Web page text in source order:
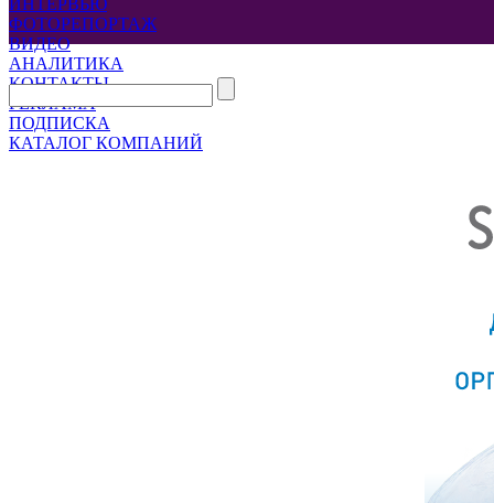
ИНТЕРВЬЮ
ФОТОРЕПОРТАЖ
ВИДЕО
АНАЛИТИКА
КОНТАКТЫ
РЕКЛАМА
ПОДПИСКА
КАТАЛОГ КОМПАНИЙ